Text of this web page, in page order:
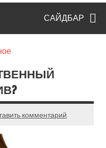
САЙДБАР
комментарий